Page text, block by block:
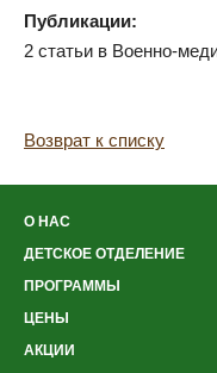
Публикации:
2 статьи в Военно-
Возврат к списку
О НАС
ДЕТСКОЕ ОТДЕЛЕНИЕ
ПРОГРАММЫ
ЦЕНЫ
АКЦИИ